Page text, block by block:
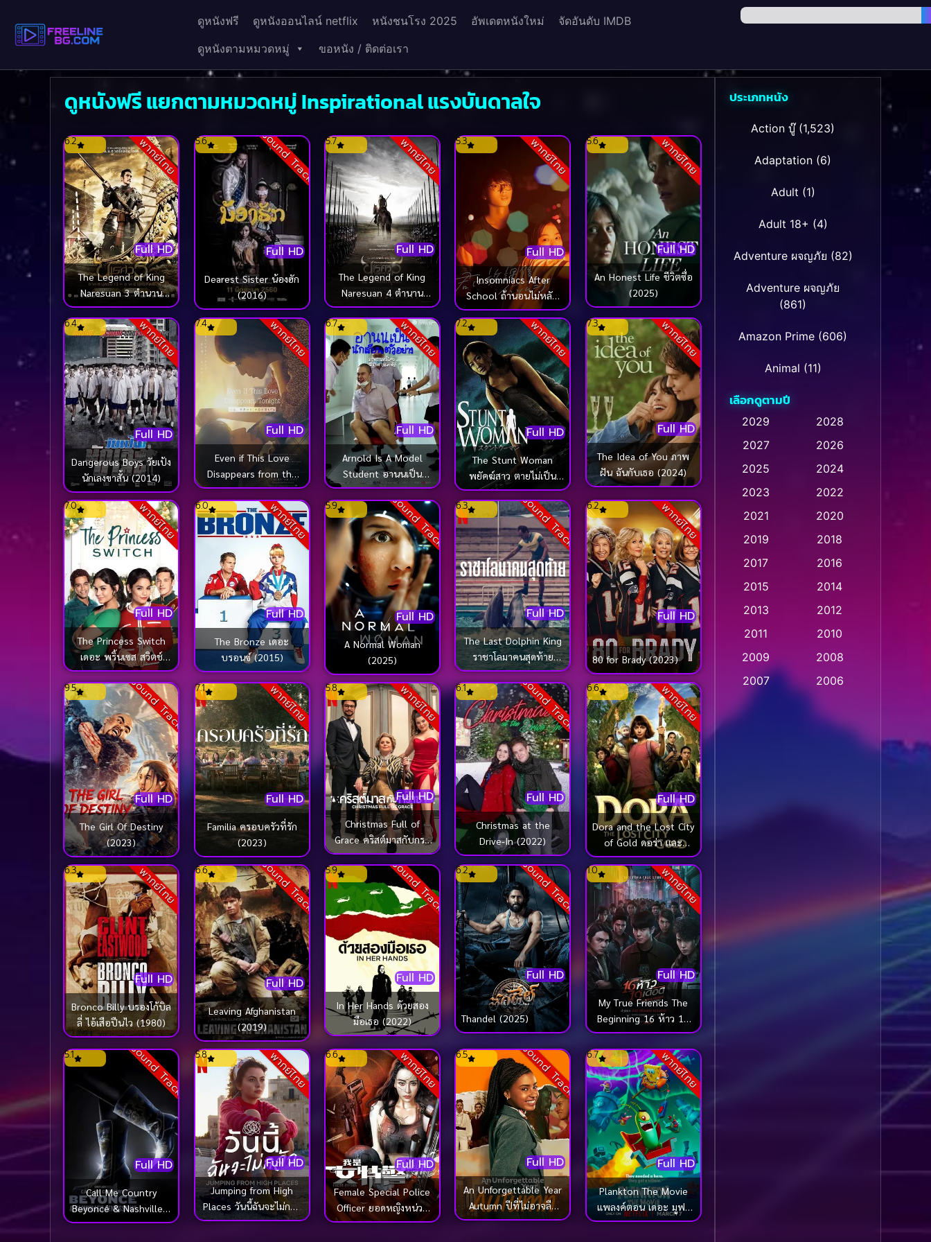
ดูหนังฟรี ดูหนังออนไลน์ netflix หนังชนโรง 2025 อัพเดตหนังใหม่
จัดอันดับ IMDB
ดูหนังตามหมวดหมู่
ขอหนัง / ติดต่อเรา
ดูหนังฟรี แยกตามหมวดหมู่ Inspirational แรงบันดาลใจ
พากย์ไทย
Full HD
6.2
The Legend of King
Naresuan 3 ตำนาน
สมเด็จพระนเรศวร
มหาราช ภาค 3 ยุทธนาวี
(2011)
Sound Track
Full HD
5.6
Dearest Sister น้องฮัก
(2016)
พากย์ไทย
Full HD
5.7
The Legend of King
Naresuan 4 ตำนาน
สมเด็จพระนเรศวร
มหาราช ภาค 4 ศึกนันท
บุเรง (2011)
พากย์ไทย
Full HD
5.3
Insomniacs After
School ถ้านอนไม่หลับ
ไปนับดาวกันไหม (2024)
พากย์ไทย
Full HD
5.6
An Honest Life ชีวิตซื่อ
(2025)
พากย์ไทย
Full HD
6.4
Dangerous Boys วัยเป้ง
นักเลงขาสั้น (2014)
พากย์ไทย
Full HD
7.4
Even if This Love
Disappears from the
World Tonight คืนฝัน
ก่อนฉันลืมเธอ (2022)
พากย์ไทย
Full HD
6.7
Arnold Is A Model
Student อานนเป็น
นักเรียนตัวอย่าง (2022)
พากย์ไทย
Full HD
7.2
The Stunt Woman
พยัคฆ์สาว ตายไม่เป็น
(1996)
พากย์ไทย
Full HD
7.3
The Idea of You ภาพ
ฝัน ฉันกับเธอ (2024)
พากย์ไทย
Full HD
7.0
The Princess Switch
เดอะ พริ้นเซส สวิตช์
สลับตัวไม่สลับหัวใจ
(2018)
พากย์ไทย
Full HD
6.0
The Bronze เดอะ
บรอนซ์ (2015)
Sound Track
Full HD
5.9
A Normal Woman
(2025)
Sound Track
Full HD
6.3
The Last Dolphin King
ราชาโลมาคนสุดท้าย
(2022)
พากย์ไทย
Full HD
6.2
80 for Brady (2023)
Sound Track
Full HD
9.5
The Girl Of Destiny
(2023)
พากย์ไทย
Full HD
7.1
Familia ครอบครัวที่รัก
(2023)
พากย์ไทย
Full HD
5.8
Christmas Full of
Grace คริสต์มาสกับกรา
ซา (2022)
Sound Track
Full HD
6.1
Christmas at the
Drive-In (2022)
พากย์ไทย
Full HD
6.6
Dora and the Lost City
of Gold ดอร่า และ
เมืองทองคำที่สาบสูญ
(2019)
พากย์ไทย
Full HD
6.3
Bronco Billy บรองโก้บิล
ลี่ ไอ้เสือปืนไว (1980)
Sound Track
Full HD
6.6
Leaving Afghanistan
(2019)
Sound Track
Full HD
5.9
In Her Hands ด้วยสอง
มือเธอ (2022)
Sound Track
Full HD
6.2
Thandel (2025)
พากย์ไทย
Full HD
1.0
My True Friends The
Beginning 16 ห้าว 19
เดือด (2022)
Sound Track
Full HD
5.1
Call Me Country
Beyoncé & Nashville’s
Renaissance (2024)
พากย์ไทย
Full HD
5.8
Jumping from High
Places วันนี้ฉันจะไม่กลัว
(2022)
พากย์ไทย
Full HD
6.6
Female Special Police
Officer ยอดหญิงหน่วย
สวาท (2022)
Sound Track
Full HD
6.5
An Unforgettable Year
Autumn ปีที่ไม่อาจลืม
เลือน ฤดูใบไม้ร่วง (2023)
พากย์ไทย
Full HD
6.7
Plankton The Movie
แพลงค์ตอน เดอะ มูฟวี่
(2025)
ประเภทหนัง
Action บู๊(1,523)
Adaptation (6)
Adult (1)
Adult 18+ (4)
Adventure ผจญภัย (82)
Adventure ผจญภัย
(861)
Amazon Prime (606)
Animal (11)
Animation การ์ตูน
Animation อนิเมชั่น(1)
Animation แอนิเมชั่น(1)
Anthology (2)
Apple TV (20)
Apple TV+
Based on a True Story
สร้างจากเรื่องจริง(2)
เลือกดูตามปี
2029
2028
2027
2026
2025
2024
2023
2022
2021
2020
2019
2018
2017
2016
2015
2014
2013
2012
2011
2010
2009
2008
2007
2006
2005
2002
1986
1985